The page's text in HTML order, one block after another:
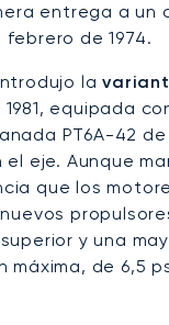
entrega a un
de 1974.
la
equipada
PT6A-42
el eje. Aunque
que los
nuevos
y una
máxima, de 6,5